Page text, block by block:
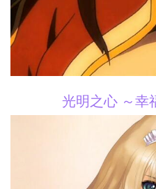
光明之心 ～幸